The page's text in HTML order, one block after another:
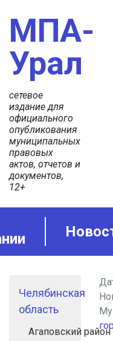
МПА-
Урал
сетевое
издание для
официального
опубликования
муниципальных
правовых
актов, отчетов и
документов,
12+
Челябинская
область
Агаповский район